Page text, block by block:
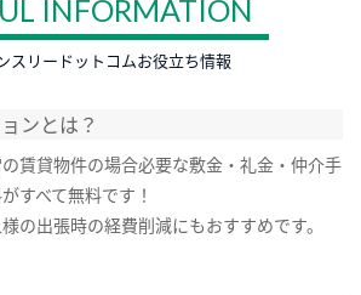
INFORMATION
スリードットコムお役立ち情報
ンとは？
賃貸物件の場合必要な敷金・礼金・仲介手
すべて無料です！
の出張時の経費削減にもおすすめです。